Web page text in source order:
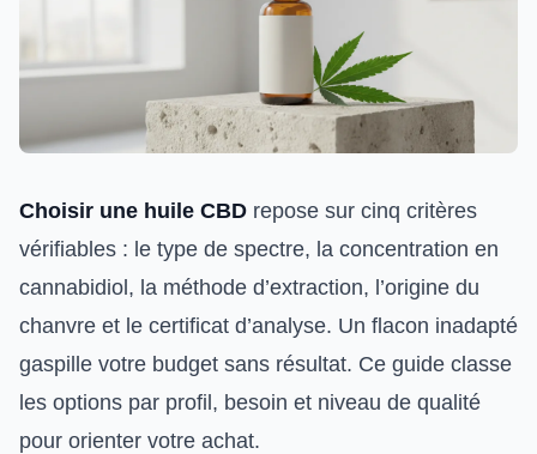
Choisir une huile CBD repose sur cinq critères
vérifiables : le type de spectre, la concentration en
cannabidiol, la méthode d’extraction, l’origine du
chanvre et le certificat d’analyse. Un flacon inadapté
gaspille votre budget sans résultat. Ce guide classe
les options par profil, besoin et niveau de qualité
pour orienter votre achat.